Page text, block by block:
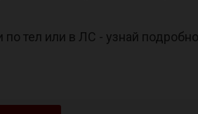
тел или в ЛС - узнай